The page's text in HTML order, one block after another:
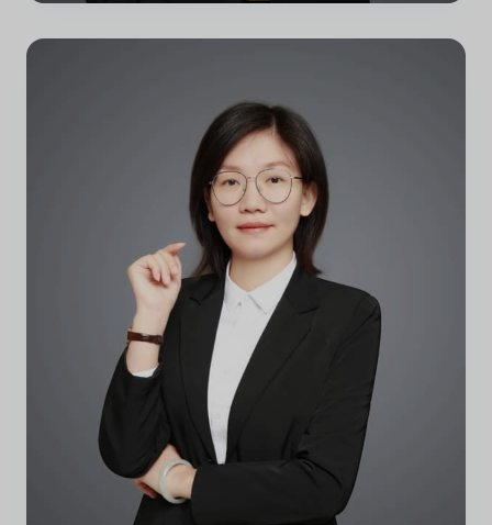
Bill Wu
Voorzitter
10+ jaar ervaring in fabrieksmanagement, bekend met
het management van de huisdierenindustrie en het
ontwikkelen van hoge kwaliteitsnormen voor
kwaliteitsinspectie.